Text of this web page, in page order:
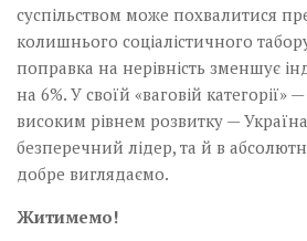
суспільством може похвалитися
колишнього соціалістичного
поправка на нерівність зменшує
на 6%. У своїй «ваговій категорії»
високим рівнем розвитку —
безперечний лідер, та й в
добре виглядаємо.
Житимемо!